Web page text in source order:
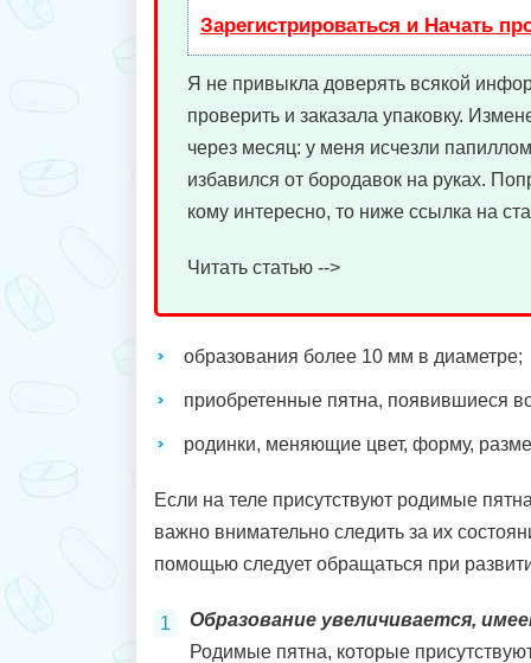
Зарегистрироваться и Начать
Я не привыкла доверять всякой
проверить и заказала упаковку.
через месяц: у меня исчезли
избавился от бородавок на руках.
кому интересно, то ниже ссылка на
Читать статью -->
образования более 10 мм в диаметре;
приобретенные пятна, появившиеся
родинки, меняющие цвет, форму,
Если на теле присутствуют родимые
важно внимательно следить за их
помощью следует обращаться при
Образование увеличивается,
Родимые пятна, которые